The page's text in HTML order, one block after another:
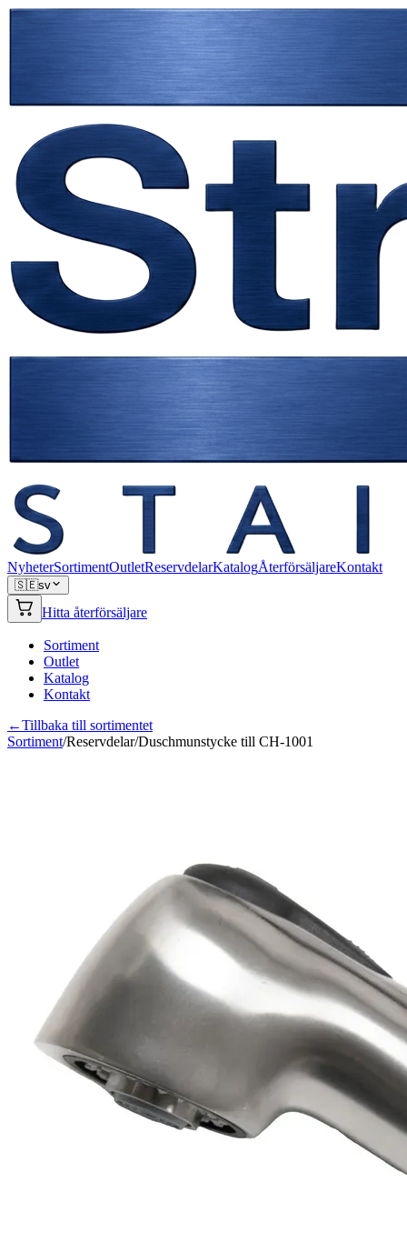
NyheterSortimentOutletReservdelarKatalogÅterförsäljareKontakt
🇸🇪sv
Hitta återförsäljare
Sortiment
Outlet
Katalog
Kontakt
←Tillbaka till sortimentet
Sortiment/Reservdelar/Duschmunstycke till CH-1001